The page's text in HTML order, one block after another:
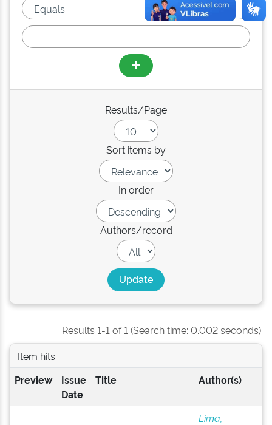
Results/Page
Sort items by
In order
Authors/record
Results 1-1 of 1 (Search time: 0.002 seconds).
Item hits:
Preview
Issue
Date
Title Author(s)
Lima,